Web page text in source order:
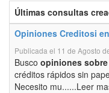
Últimas consultas
Opiniones Creditosi
Publicada el 11 de Agosto
Busco opiniones
créditos rápidos sin
Necesito mu......Leer